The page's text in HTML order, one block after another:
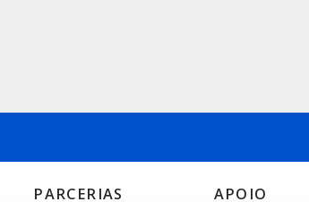
PARCERIAS APOIO